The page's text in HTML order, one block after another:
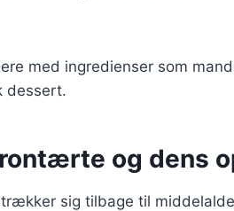
med ingredienser som
dessert.
og dens
sig tilbage til